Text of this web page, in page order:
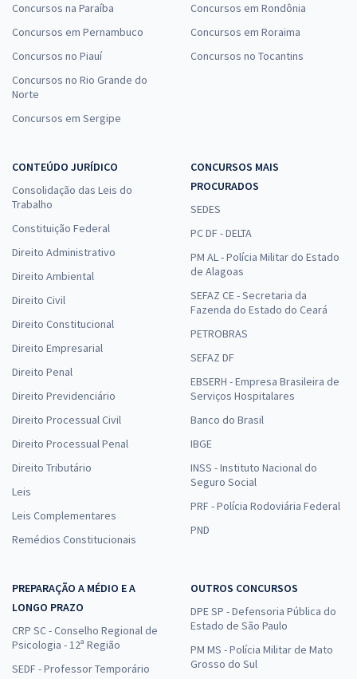
Concursos na Paraíba
Concursos em Pernambuco
Concursos no Piauí
Concursos no Rio Grande do
Norte
Concursos em Sergipe
Concursos em Rondônia
Concursos em Roraima
Concursos no Tocantins
CONTEÚDO JURÍDICO
Consolidação das Leis do
Trabalho
Constituição Federal
Direito Administrativo
Direito Ambiental
Direito Civil
Direito Constitucional
Direito Empresarial
Direito Penal
Direito Previdenciário
Direito Processual Civil
Direito Processual Penal
Direito Tributário
Leis
Leis Complementares
Remédios Constitucionais
CONCURSOS MAIS
PROCURADOS
SEDES
PC DF - DELTA
PM AL - Polícia Militar do Estado
de Alagoas
SEFAZ CE - Secretaria da
Fazenda do Estado do Ceará
PETROBRAS
SEFAZ DF
EBSERH - Empresa Brasileira de
Serviços Hospitalares
Banco do Brasil
IBGE
INSS - Instituto Nacional do
Seguro Social
PRF - Polícia Rodoviária Federal
PND
PREPARAÇÃO A MÉDIO E A
LONGO PRAZO
CRP SC - Conselho Regional de
Psicologia - 12ª Região
SEDF - Professor Temporário
OUTROS CONCURSOS
DPE SP - Defensoria Pública do
Estado de São Paulo
PM MS - Polícia Militar de Mato
Grosso do Sul